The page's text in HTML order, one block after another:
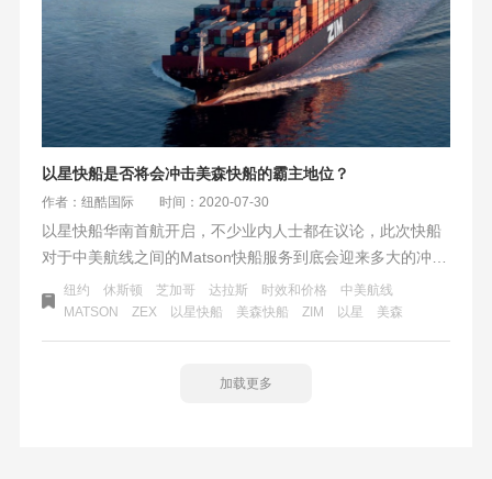
以星快船是否将会冲击美森快船的霸主地位？
作者：纽酷国际 时间：2020-07-30
以星快船华南首航开启，不少业内人士都在议论，此次快船
对于中美航线之间的Matson快船服务到底会迎来多大的冲
击？毕竟目前整个中国的跨境电商至少半壁江山是在广东深
圳，现在深圳有了直发美国的以星快船之后，对于华南卖家
来说，时效和价格和美森快船媲美，没必要再舍近求远，费
纽约 休斯顿 芝加哥 达拉斯 时效和价格
中美航线
MATSON
ZEX 以星快船 美森快船 ZIM 以星 美森
加载更多